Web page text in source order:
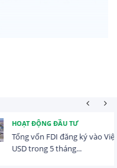
Việt Nam đạt gần 25 tỷ